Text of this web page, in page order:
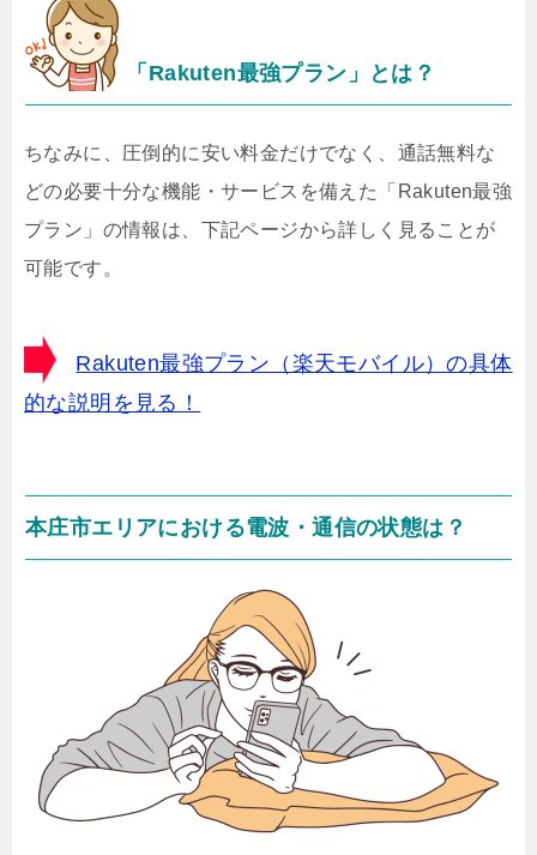
「Rakuten最強プラン」とは？
ちなみに、圧倒的に安い料金だけでなく、通話無料な
どの必要十分な機能・サービスを備えた「Rakuten最強
プラン」の情報は、下記ページから詳しく見ることが
可能です。
Rakuten最強プラン（楽天モバイル）の具体
的な説明を見る！
本庄市エリアにおける電波・通信の状態は？